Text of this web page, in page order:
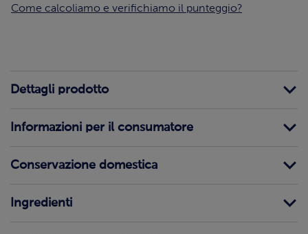
Come calcoliamo e verifichiamo il punteggio?
Dettagli prodotto
Informazioni per il consumatore
Conservazione domestica
Ingredienti